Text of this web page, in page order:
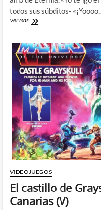
todos sus súbditos-
Ver másM’Rabo,
Vacaciones
en
Canarias
(VI)
VIDEOJUEGOS
El castillo de
Canarias (V)